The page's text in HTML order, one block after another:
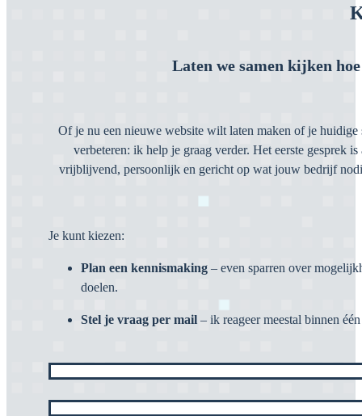
Laten we samen kijken
Of je nu een nieuwe website wilt laten maken of je
verbeteren: ik help je graag verder. Het eerste gesprek
vrijblijvend, persoonlijk en gericht op wat jouw bedrijf
Je kunt kiezen:
Plan een kennismaking – even sparren over
doelen.
Stel je vraag per mail – ik reageer meestal binnen